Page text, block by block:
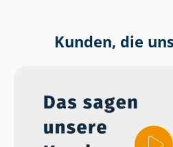
Kunden, die